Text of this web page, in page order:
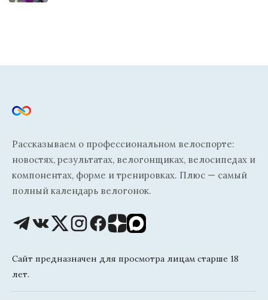
Рассказываем о профессиональном велоспорте:
новостях, результатах, велогонщиках, велосипедах и
компонентах, форме и тренировках. Плюс — самый
полный календарь велогонок.
Сайт предназначен для просмотра лицам старше 18
лет.